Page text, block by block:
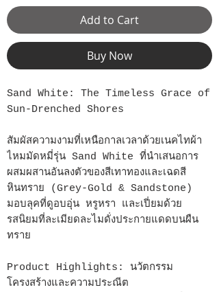
Add to Cart
Buy Now
Sand White: The Timeless Grace of
Sun-Drenched Shores
สัมผัสความงามที่เหนือกาลเวลาด้วยเนคไทผ้า
ไหมมัดหมี่รุ่น Sand White ที่นำเสนอการ
ผสมผสานอันลงตัวของสีเทาทองและเฉดสี
หินทราย (Grey-Gold & Sandstone)
มอบลุคที่ดูอบอุ่น หรูหรา และเปี่ยมด้วย
รสนิยมที่ละเมียดละไมดั่งประกายแดดบนผืน
ทราย
Product Highlights: นวัตกรรม
โครงสร้างและความประณีต